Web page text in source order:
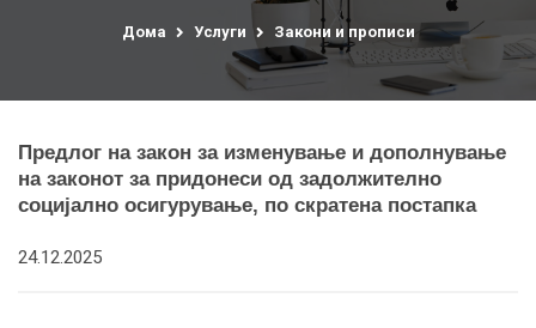
Дома Услуги Закони и прописи
Предлог на закон за изменување и дополнување
на законот за придонеси од задолжително
социјално осигурување, по скратена постапка
24.12.2025